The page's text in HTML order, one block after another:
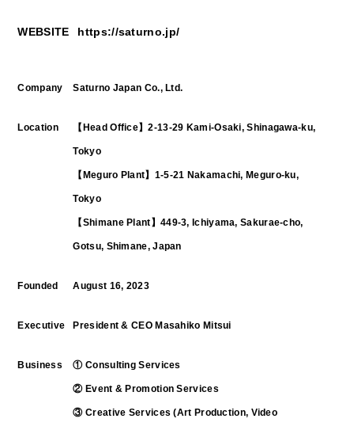
WEBSITE https://saturno.jp/
Company Saturno Japan Co., Ltd.
Location 【Head Office】2-13-29 Kami-Osaki, Shinagawa-ku,
Tokyo
【Meguro Plant】1-5-21 Nakamachi, Meguro-ku,
Tokyo
【Shimane Plant】449-3, Ichiyama, Sakurae-cho,
Gotsu, Shimane, Japan
Founded August 16, 2023
Executive President & CEO Masahiko Mitsui
Business ① Consulting Services
② Event & Promotion Services
③ Creative Services (Art Production, Video